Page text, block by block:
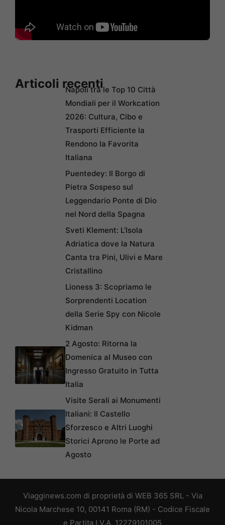
Articoli recentiNapoli tra le Top 10 Città
Mondiali per il Workcation
2026: Cultura, Cibo e
Trasporti Efficiente la
Rendono la Favorita
Italiana
Puentedey: Il Borgo di
Pietra Sospeso sul
Leggendario Ponte di Dio
nel Nord della Spagna
Sveti Klement: L’Isola
Adriatica dove la Natura
Canta tra Pini, Ulivi e Mare
Cristallino
Lioness 3: Scopriamo le
Sorprendenti Location
della Serie Spy con Nicole
Kidman
2 Agosto: Ritorna la
Domenica al Museo con
Ingresso Gratuito in Tutta
Italia
Visite Serali ai Monumenti
Italiani: Il Castello
Sforzesco e Altri Luoghi
Storici Aprono le Porte ad
Agosto
Viagginews.com di proprietà di WEB 365 SRL - Via
Nicola Marchese 10, 00141 Roma (RM) - Codice Fiscale
e Partita I.V.A. 12279101005